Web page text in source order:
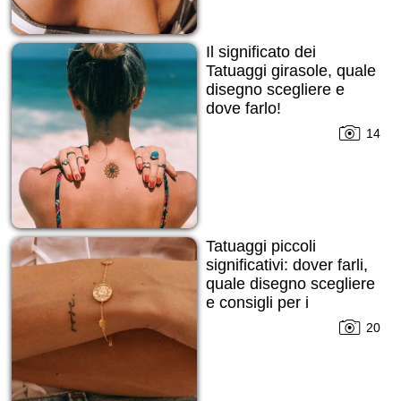
Il significato dei
Tatuaggi girasole, quale
disegno scegliere e
dove farlo!
14
Tatuaggi piccoli
significativi: dover farli,
quale disegno scegliere
e consigli per i
20